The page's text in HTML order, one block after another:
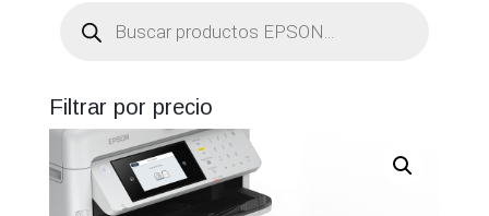
productos
Filtrar por precio